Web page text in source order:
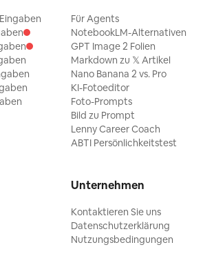
Für Agents
NotebookLM-Alternativen
GPT Image 2 Folien
Markdown zu 𝕏 Artikel
Nano Banana 2 vs. Pro
KI-Fotoeditor
Foto-Prompts
Bild zu Prompt
Lenny Career Coach
ABTI Persönlichkeitstest
Unternehmen
Kontaktieren Sie uns
Datenschutzerklärung
Nutzungsbedingungen